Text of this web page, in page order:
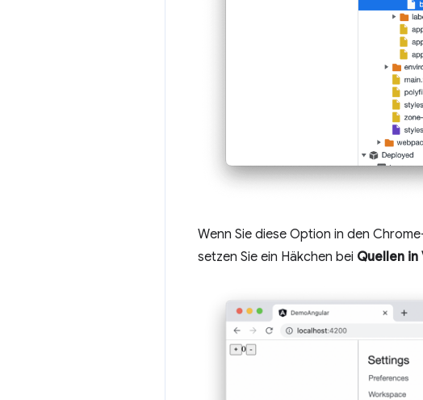
Wenn Sie diese Option in den
setzen Sie ein Häkchen bei Quellen